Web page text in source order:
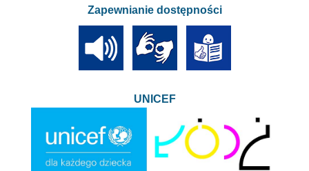
Zapewnianie dostępności
UNICEF